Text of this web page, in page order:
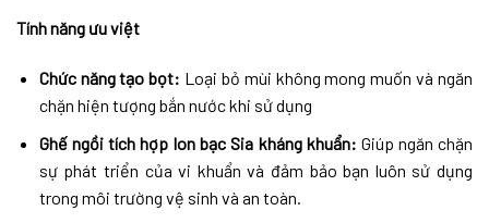
Tính năng ưu việt
Chức năng tạo bọt: Loại bỏ mùi không mong muốn và ngăn
chặn hiện tượng bắn nước khi sử dụng
Ghế ngồi tích hợp Ion bạc Sia kháng khuẩn: Giúp ngăn chặn
sự phát triển của vi khuẩn và đảm bảo bạn luôn sử dụng
trong môi trường vệ sinh và an toàn.